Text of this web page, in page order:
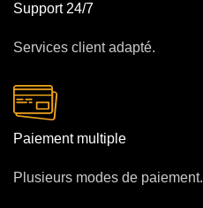
Support 24/7
Services client adapté.
Paiement multiple
Plusieurs modes de paiement.